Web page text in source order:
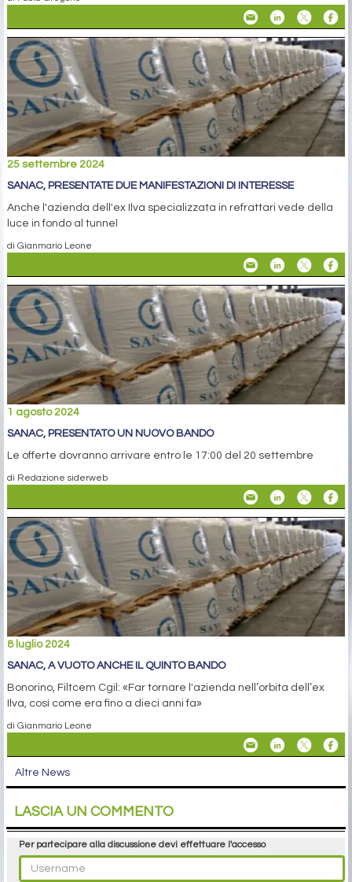
25 settembre 2024
SANAC, PRESENTATE DUE MANIFESTAZIONI DI INTERESSE
Anche l'azienda dell'ex Ilva specializzata in refrattari vede della
luce in fondo al tunnel
di Gianmario Leone
1 agosto 2024
SANAC, PRESENTATO UN NUOVO BANDO
Le offerte dovranno arrivare entro le 17:00 del 20 settembre
di Redazione siderweb
8 luglio 2024
SANAC, A VUOTO ANCHE IL QUINTO BANDO
Bonorino, Filtcem Cgil: «Far tornare l'azienda nell’orbita dell’ex
Ilva, così come era fino a dieci anni fa»
di Gianmario Leone
Altre News
LASCIA UN COMMENTO
Per partecipare alla discussione devi effettuare l'accesso